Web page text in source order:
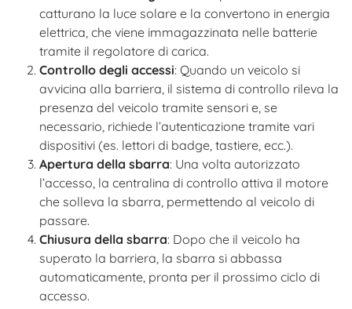
catturano la luce solare e la convertono in energia
elettrica, che viene immagazzinata nelle batterie
tramite il regolatore di carica.
Controllo degli accessi: Quando un veicolo si
avvicina alla barriera, il sistema di controllo rileva la
presenza del veicolo tramite sensori e, se
necessario, richiede l’autenticazione tramite vari
dispositivi (es. lettori di badge, tastiere, ecc.).
Apertura della sbarra: Una volta autorizzato
l’accesso, la centralina di controllo attiva il motore
che solleva la sbarra, permettendo al veicolo di
passare.
Chiusura della sbarra: Dopo che il veicolo ha
superato la barriera, la sbarra si abbassa
automaticamente, pronta per il prossimo ciclo di
accesso.